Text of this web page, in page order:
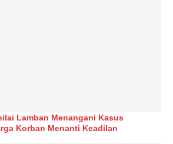
Lamban Menangani Kasus
Korban Menanti Keadilan